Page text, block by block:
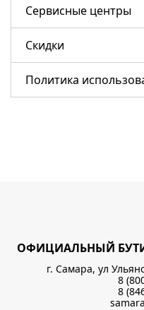
Сервисные центры
Скидки
Политика
ОФИЦИАЛЬНЫЙ
г. Самара, ул
8
8